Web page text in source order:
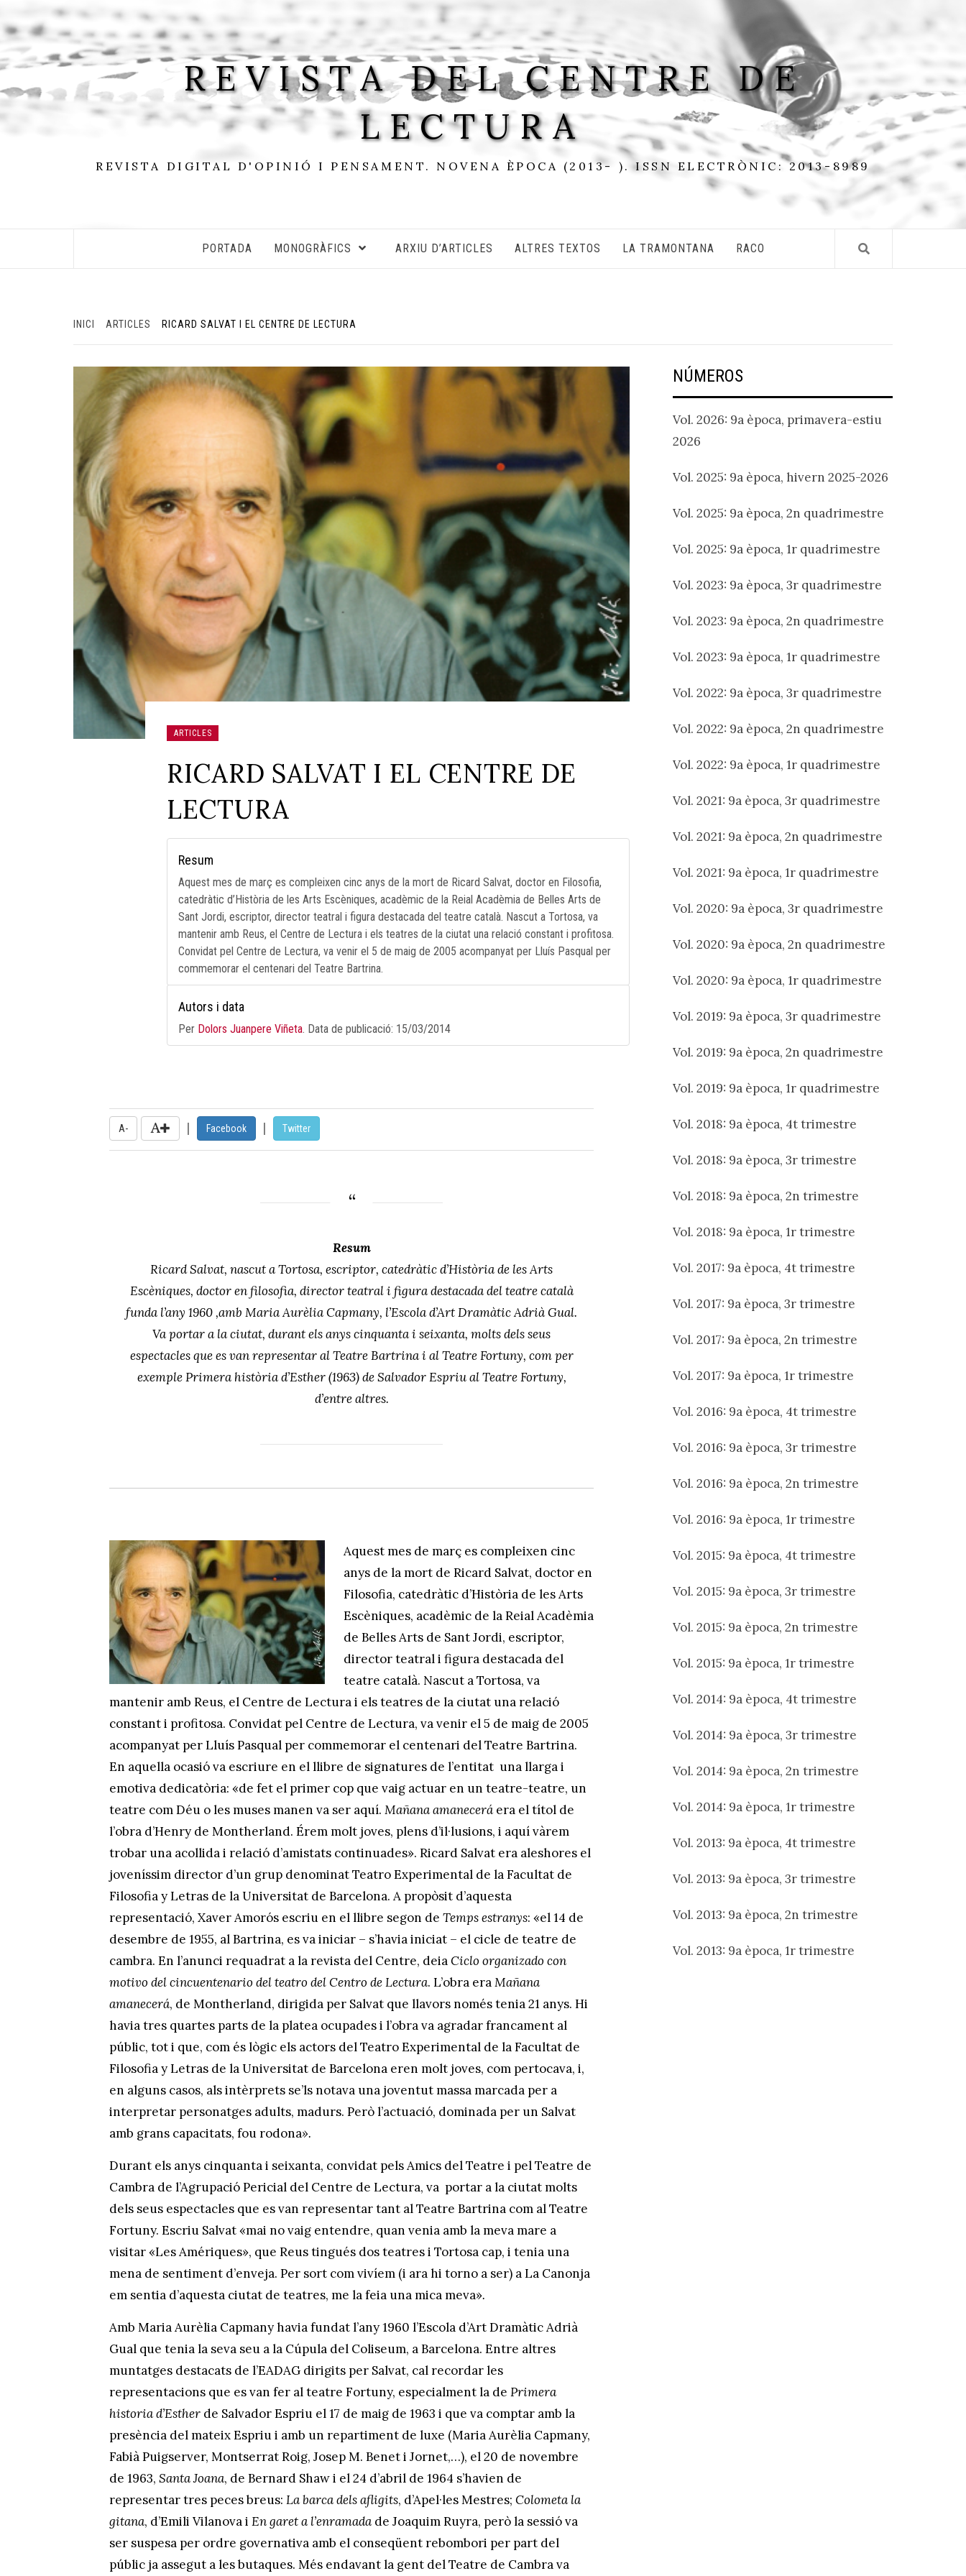
to
content
REVISTA DEL CENTRE DE
LECTURA
REVISTA DIGITAL D'OPINIÓ I PENSAMENT. NOVENA ÈPOCA (2013- ). ISSN ELECTRÒNIC: 2013-8989
PORTADA MONOGRÀFICS ARXIU D’ARTICLES ALTRES TEXTOS LA TRAMONTANA RACO
INICI ARTICLES RICARD SALVAT I EL CENTRE DE LECTURA
ARTICLES
RICARD SALVAT I EL CENTRE DE
LECTURA
Resum
Aquest mes de març es compleixen cinc anys de la mort de Ricard Salvat, doctor en Filosofia,
catedràtic d’Història de les Arts Escèniques, acadèmic de la Reial Acadèmia de Belles Arts de
Sant Jordi, escriptor, director teatral i figura destacada del teatre català. Nascut a Tortosa, va
mantenir amb Reus, el Centre de Lectura i els teatres de la ciutat una relació constant i profitosa.
Convidat pel Centre de Lectura, va venir el 5 de maig de 2005 acompanyat per Lluís Pasqual per
commemorar el centenari del Teatre Bartrina.
Autors i data
Per Dolors Juanpere Viñeta. Data de publicació: 15/03/2014
A- | Facebook | Twitter
Resum
Ricard Salvat, nascut a Tortosa, escriptor, catedràtic d’Història de les Arts
Escèniques, doctor en filosofia, director teatral i figura destacada del teatre català
funda l’any 1960 ,amb Maria Aurèlia Capmany, l’Escola d’Art Dramàtic Adrià Gual.
Va portar a la ciutat, durant els anys cinquanta i seixanta, molts dels seus
espectacles que es van representar al Teatre Bartrina i al Teatre Fortuny, com per
exemple Primera història d’Esther (1963) de Salvador Espriu al Teatre Fortuny,
d’entre altres.
Aquest mes de març es compleixen cinc
anys de la mort de Ricard Salvat, doctor en
Filosofia, catedràtic d’Història de les Arts
Escèniques, acadèmic de la Reial Acadèmia
de Belles Arts de Sant Jordi, escriptor,
director teatral i figura destacada del
teatre català. Nascut a Tortosa, va
mantenir amb Reus, el Centre de Lectura i els teatres de la ciutat una relació
constant i profitosa. Convidat pel Centre de Lectura, va venir el 5 de maig de 2005
acompanyat per Lluís Pasqual per commemorar el centenari del Teatre Bartrina.
En aquella ocasió va escriure en el llibre de signatures de l’entitat una llarga i
emotiva dedicatòria: «de fet el primer cop que vaig actuar en un teatre-teatre, un
teatre com Déu o les muses manen va ser aquí. Mañana amanecerá era el títol de
l’obra d’Henry de Montherland. Érem molt joves, plens d’il·lusions, i aquí vàrem
trobar una acollida i relació d’amistats continuades». Ricard Salvat era aleshores el
joveníssim director d’un grup denominat Teatro Experimental de la Facultat de
Filosofia y Letras de la Universitat de Barcelona. A propòsit d’aquesta
representació, Xaver Amorós escriu en el llibre segon de Temps estranys: «el 14 de
desembre de 1955, al Bartrina, es va iniciar – s’havia iniciat – el cicle de teatre de
cambra. En l’anunci requadrat a la revista del Centre, deiaCiclo organizado con
motivo del cincuentenario del teatro del Centro de Lectura. L’obra eraMañana
amanecerá, de Montherland, dirigida per Salvat que llavors només tenia 21 anys. Hi
havia tres quartes parts de la platea ocupades i l’obra va agradar francament al
públic, tot i que, com és lògic els actors del Teatro Experimental de la Facultat de
Filosofia y Letras de la Universitat de Barcelona eren molt joves, com pertocava, i,
en alguns casos, als intèrprets se’ls notava una joventut massa marcada per a
interpretar personatges adults, madurs. Però l’actuació, dominada per un Salvat
amb grans capacitats, fou rodona».
Durant els anys cinquanta i seixanta, convidat pels Amics del Teatre i pel Teatre de
Cambra de l’Agrupació Pericial del Centre de Lectura, va portar a la ciutat molts
dels seus espectacles que es van representar tant al Teatre Bartrina com al Teatre
Fortuny. Escriu Salvat «mai no vaig entendre, quan venia amb la meva mare a
visitar «Les Amériques», que Reus tingués dos teatres i Tortosa cap, i tenia una
mena de sentiment d’enveja. Per sort com vivíem (i ara hi torno a ser) a La Canonja
em sentia d’aquesta ciutat de teatres, me la feia una mica meva».
Amb Maria Aurèlia Capmany havia fundat l’any 1960 l’Escola d’Art Dramàtic Adrià
Gual que tenia la seva seu a la Cúpula del Coliseum, a Barcelona. Entre altres
muntatges destacats de l’EADAG dirigits per Salvat, cal recordar les
representacions que es van fer al teatre Fortuny, especialment la de Primera
historia d’Esther de Salvador Espriu el 17 de maig de 1963 i que va comptar amb la
presència del mateix Espriu i amb un repartiment de luxe (Maria Aurèlia Capmany,
Fabià Puigserver, Montserrat Roig, Josep M. Benet i Jornet,…), el 20 de novembre
de 1963, Santa Joana, de Bernard Shaw i el 24 d’abril de 1964 s’havien de
representar tres peces breus: La barca delsafligits, d’Apel·les Mestres; Colometa la
gitana, d’Emili Vilanova i En garet a l’enramada de Joaquim Ruyra, però la sessió va
ser suspesa per ordre governativa amb el conseqüent rebombori per part del
públic ja assegut a les butaques. Més endavant la gent del Teatre de Cambra va
NÚMEROS
Vol. 2026: 9a època, primavera-estiu
2026
Vol. 2025: 9a època, hivern 2025-2026
Vol. 2025: 9a època, 2n quadrimestre
Vol. 2025: 9a època, 1r quadrimestre
Vol. 2023: 9a època, 3r quadrimestre
Vol. 2023: 9a època, 2n quadrimestre
Vol. 2023: 9a època, 1r quadrimestre
Vol. 2022: 9a època, 3r quadrimestre
Vol. 2022: 9a època, 2n quadrimestre
Vol. 2022: 9a època, 1r quadrimestre
Vol. 2021: 9a època, 3r quadrimestre
Vol. 2021: 9a època, 2n quadrimestre
Vol. 2021: 9a època, 1r quadrimestre
Vol. 2020: 9a època, 3r quadrimestre
Vol. 2020: 9a època, 2n quadrimestre
Vol. 2020: 9a època, 1r quadrimestre
Vol. 2019: 9a època, 3r quadrimestre
Vol. 2019: 9a època, 2n quadrimestre
Vol. 2019: 9a època, 1r quadrimestre
Vol. 2018: 9a època, 4t trimestre
Vol. 2018: 9a època, 3r trimestre
Vol. 2018: 9a època, 2n trimestre
Vol. 2018: 9a època, 1r trimestre
Vol. 2017: 9a època, 4t trimestre
Vol. 2017: 9a època, 3r trimestre
Vol. 2017: 9a època, 2n trimestre
Vol. 2017: 9a època, 1r trimestre
Vol. 2016: 9a època, 4t trimestre
Vol. 2016: 9a època, 3r trimestre
Vol. 2016: 9a època, 2n trimestre
Vol. 2016: 9a època, 1r trimestre
Vol. 2015: 9a època, 4t trimestre
Vol. 2015: 9a època, 3r trimestre
Vol. 2015: 9a època, 2n trimestre
Vol. 2015: 9a època, 1r trimestre
Vol. 2014: 9a època, 4t trimestre
Vol. 2014: 9a època, 3r trimestre
Vol. 2014: 9a època, 2n trimestre
Vol. 2014: 9a època, 1r trimestre
Vol. 2013: 9a època, 4t trimestre
Vol. 2013: 9a època, 3r trimestre
Vol. 2013: 9a època, 2n trimestre
Vol. 2013: 9a època, 1r trimestre